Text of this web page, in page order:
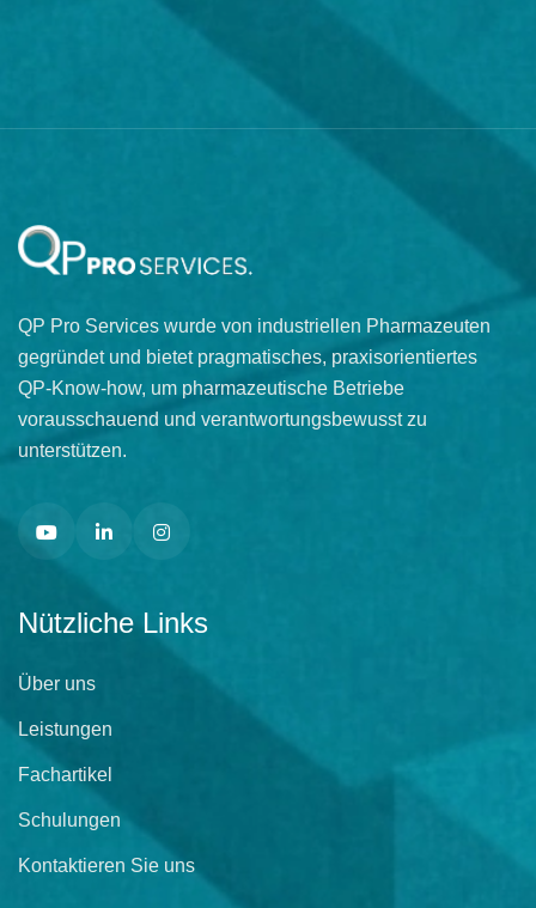
QP Pro Services wurde von industriellen Pharmazeuten
gegründet und bietet pragmatisches, praxisorientiertes
QP-Know-how, um pharmazeutische Betriebe
vorausschauend und verantwortungsbewusst zu
unterstützen.
Nützliche Links
Über uns
Leistungen
Fachartikel
Schulungen
Kontaktieren Sie uns